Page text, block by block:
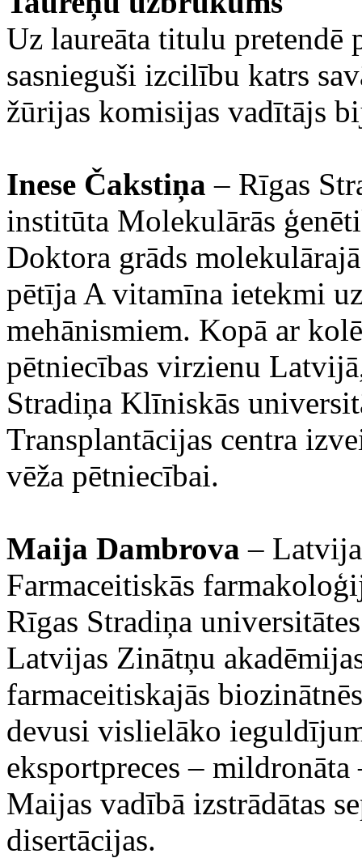
Uz laureāta titulu
sasnieguši izcilību katrs
žūrijas komisijas vadītājs
Inese Čakstiņa – Rīgas
institūta Molekulārās
Doktora grāds
pētīja A vitamīna ietekmi
mehānismiem. Kopā ar
pētniecības virzienu
Stradiņa Klīniskās
Transplantācijas centra
vēža pētniecībai.
Maija Dambrova –
Farmaceitiskās
Rīgas Stradiņa
Latvijas Zinātņu
farmaceitiskajās
devusi vislielāko
eksportpreces –
Maijas vadībā izstrādātas
disertācijas.